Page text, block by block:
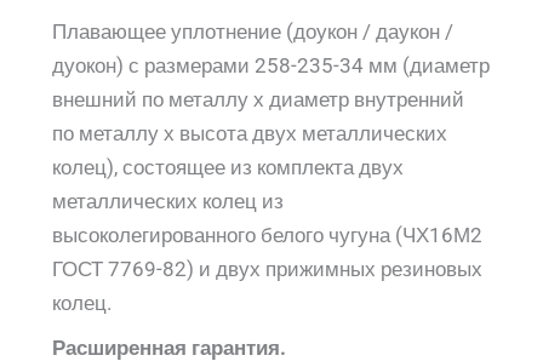
Плавающее уплотнение (доукон / даукон /
дуокон) с размерами 258-235-34 мм (диаметр
внешний по металлу х диаметр внутренний
по металлу х высота двух металлических
колец), состоящее из комплекта двух
металлических колец из
высоколегированного белого чугуна (ЧХ16М2
ГОСТ 7769-82) и двух прижимных резиновых
колец.
Расширенная гарантия.